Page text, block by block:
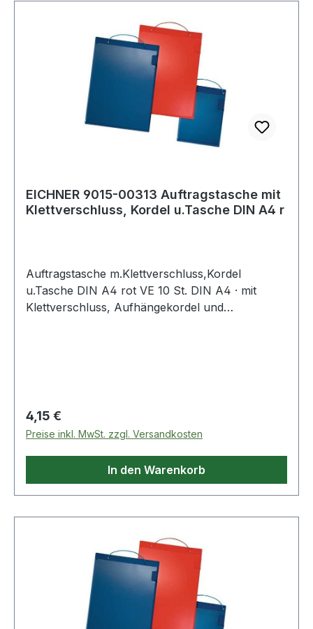
EICHNER 9015-00313 Auftragstasche mit
Klettverschluss, Kordel u.Tasche DIN A4 r
Auftragstasche m.Klettverschluss,Kordel
u.Tasche DIN A4 rot VE 10 St. DIN A4 · mit
Klettverschluss, Aufhängekordel und
Regulärer Preis:
4,15 €
Preise inkl. MwSt. zzgl. Versandkosten
In den Warenkorb